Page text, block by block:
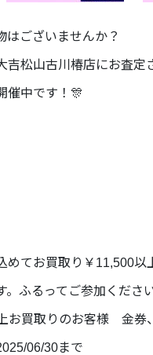
はございませんか？
吉松山古川椿店にお査定
催中です！🎊
めてお買取り￥11,500
ふるってご参加くださ
お買取りのお客様 金券
06/30まで